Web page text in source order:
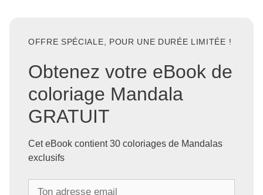
OFFRE SPÉCIALE, POUR UNE DURÉE LIMITÉE !
Obtenez votre eBook de
coloriage Mandala
GRATUIT
Cet eBook contient 30 coloriages de Mandalas
exclusifs